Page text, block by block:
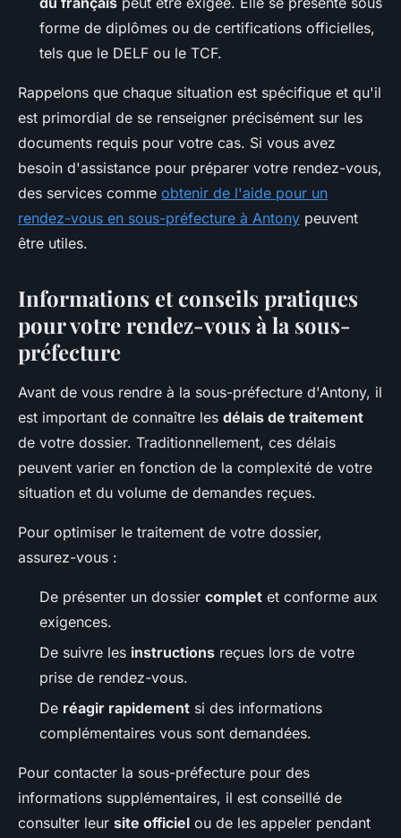
forme de diplômes ou de certifications officielles,
tels que le DELF ou le TCF.
Rappelons que chaque situation est spécifique et qu'il
est primordial de se renseigner précisément sur les
documents requis pour votre cas. Si vous avez
besoin d'assistance pour préparer votre rendez-vous,
des services comme obtenir de l'aide pour un
rendez-vous en sous-préfecture à Antony peuvent
être utiles.
Informations et conseils pratiques
pour votre rendez-vous à la sous-
préfecture
Avant de vous rendre à la sous-préfecture d'Antony, il
est important de connaître les délais de traitement
de votre dossier. Traditionnellement, ces délais
peuvent varier en fonction de la complexité de votre
situation et du volume de demandes reçues.
Pour optimiser le traitement de votre dossier,
assurez-vous :
De présenter un dossier complet et conforme aux
exigences.
De suivre les instructions reçues lors de votre
prise de rendez-vous.
De réagir rapidement si des informations
complémentaires vous sont demandées.
Pour contacter la sous-préfecture pour des
informations supplémentaires, il est conseillé de
consulter leur site officiel ou de les appeler pendant